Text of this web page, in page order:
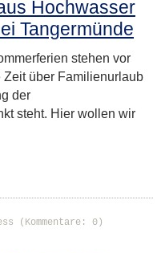
Hochwasser
Tangermünde
stehen vor
Zeit über Familienurlaub
der
steht. Hier wollen wir
(Kommentare: 0)